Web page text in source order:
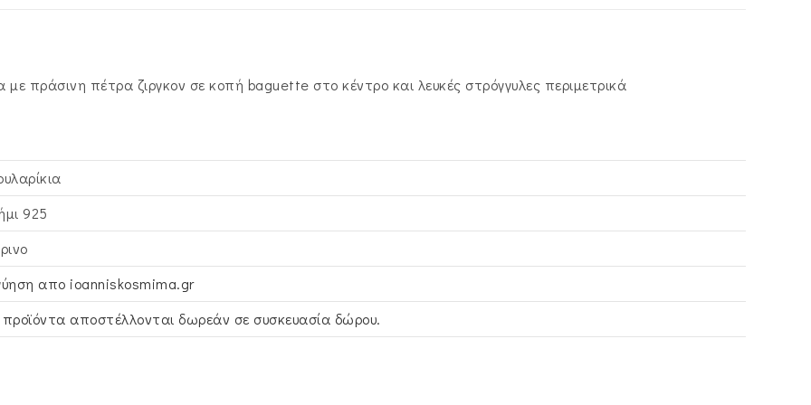
ASZ-
πράσινη πέτρα ζιργκον σε κοπή baguette στο κέντρο και λευκές στρόγγυλες περιμετρικά
925
απο ioanniskosmima.gr
αποστέλλονται δωρεάν σε συσκευασία δώρου.